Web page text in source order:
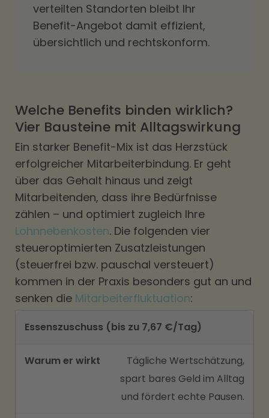
verteilten Standorten bleibt Ihr
Benefit-Angebot damit effizient,
übersichtlich und rechtskonform.
Welche Benefits binden wirklich?
Vier Bausteine mit Alltagswirkung
Ein starker Benefit-Mix ist das Herzstück
erfolgreicher Mitarbeiterbindung. Er geht
über das Gehalt hinaus und zeigt
Mitarbeitenden, dass ihre Bedürfnisse
zählen – und optimiert zugleich Ihre
Lohnnebenkosten. Die folgenden vier
steueroptimierten Zusatzleistungen
(steuerfrei bzw. pauschal versteuert)
kommen in der Praxis besonders gut an und
senken die Mitarbeiterfluktuation:
Essenszuschuss (bis zu 7,67 €/Tag)
Tägliche Wertschätzung,
spart bares Geld im Alltag
und fördert echte Pausen.